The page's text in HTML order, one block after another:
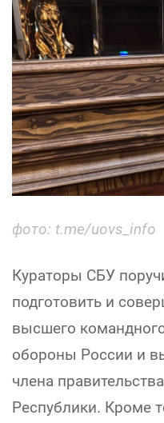
фото: t.me/uovs_info
Кураторы СБУ
подготовить и
высшего
обороны России и
члена
Республики. Кроме